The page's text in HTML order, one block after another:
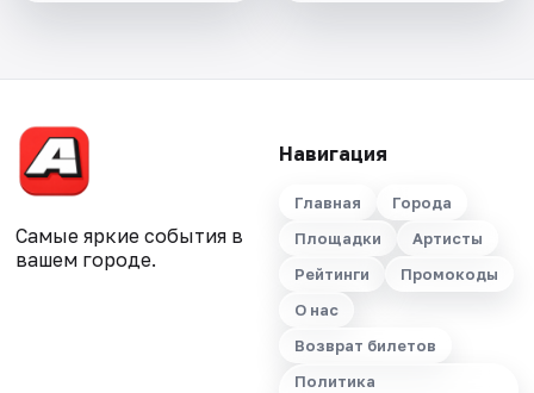
Самые яркие события в
вашем городе.
Навигация
Главная
Города
Площадки
Артисты
Рейтинги
Промокоды
О нас
Возврат билетов
Политика